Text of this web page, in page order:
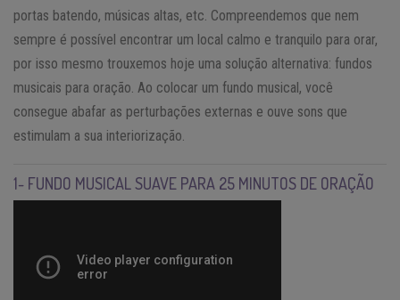
portas batendo, músicas altas, etc. Compreendemos que nem
sempre é possível encontrar um local calmo e tranquilo para orar,
por isso mesmo trouxemos hoje uma solução alternativa: fundos
musicais para oração. Ao colocar um fundo musical, você
consegue abafar as perturbações externas e ouve sons que
estimulam a sua interiorização.
1- FUNDO MUSICAL SUAVE PARA 25 MINUTOS DE ORAÇÃO